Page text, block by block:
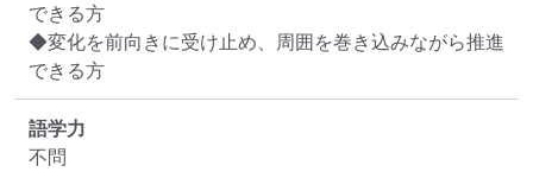
できる方
◆変化を前向きに受け止め、周囲を巻き込みながら推進
できる方
語学力
不問